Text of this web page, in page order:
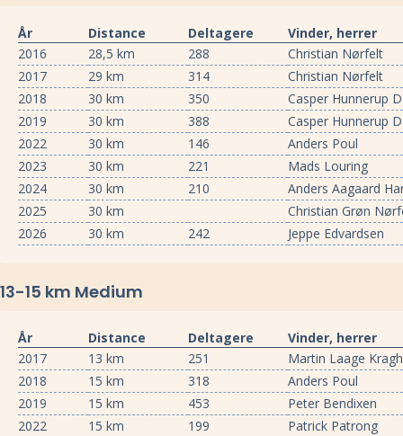
År Distance Deltagere
Vinder, herrer
2016
28,5 km 288
Christian Nørfelt
2017
29 km 314
Christian Nørfelt
2018
30 km 350
Casper Hunnerup
2019
30 km 388
Casper Hunnerup
2022
30 km 146
Anders Poul
2023
30 km 221
Mads Louring
2024
30 km 210
Anders Aagaard
2025
30 km
Christian Grøn
2026
30 km 242 Jeppe Edvardsen
13-15 km Medium
År Distance Deltagere
Vinder, herrer
2017
13 km 251
Martin Laage Kragh
2018
15 km 318
Anders Poul
2019
15 km 453
Peter Bendixen
2022
15 km 199
Patrick Patrong